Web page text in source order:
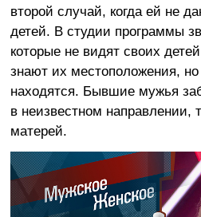
второй случай, когда ей не
детей. В студии программы
которые не видят своих
знают их местоположения,
находятся. Бывшие мужья
в неизвестном
матерей.